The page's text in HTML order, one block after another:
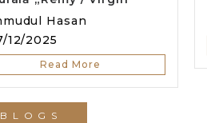
Hasan
12/2025
Read More